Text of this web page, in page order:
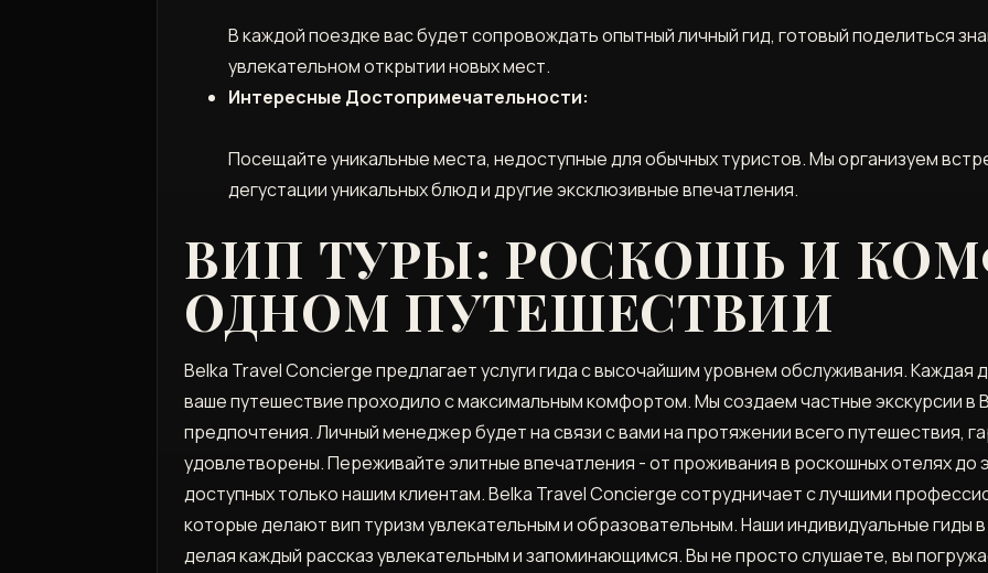
В каждой поездке вас будет сопровождать опытный личный гид, готовый поделиться
увлекательном открытии новых мест.
Интересные Достопримечательности:
Посещайте уникальные места, недоступные для обычных туристов. Мы организуем
дегустации уникальных блюд и другие эксклюзивные впечатления.
ВИП ТУРЫ: РОСКОШЬ И
ОДНОМ ПУТЕШЕСТВИИ
Belka Travel Concierge предлагает услуги гида с высочайшим уровнем обслуживания. Каждая
ваше путешествие проходило с максимальным комфортом. Мы создаем частные экскурсии в
предпочтения. Личный менеджер будет на связи с вами на протяжении всего путешествия,
удовлетворены. Переживайте элитные впечатления - от проживания в роскошных отелях до
доступных только нашим клиентам. Belka Travel Concierge сотрудничает с лучшими
которые делают вип туризм увлекательным и образовательным. Наши индивидуальные
делая каждый рассказ увлекательным и запоминающимся. Вы не просто слушаете, вы